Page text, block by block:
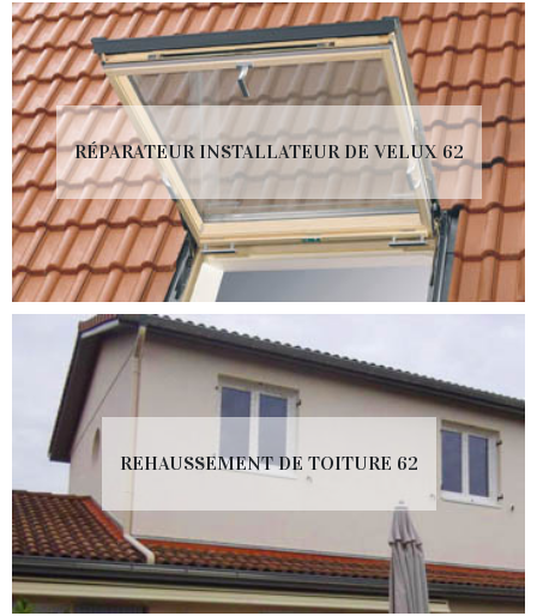
RÉPARATEUR INSTALLATEUR DE VELUX 62
REHAUSSEMENT DE TOITURE 62